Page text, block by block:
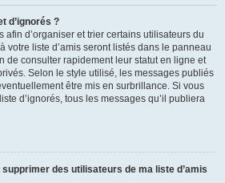
d’ignorés ?
afin d’organiser et trier certains utilisateurs du
votre liste d’amis seront listés dans le panneau
de consulter rapidement leur statut en ligne et
Selon le style utilisé, les messages publiés
être mis en surbrillance. Si vous
d’ignorés, tous les messages qu’il publiera
des utilisateurs de ma liste d’amis